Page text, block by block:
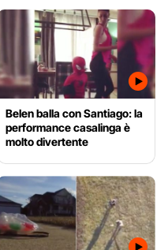
Belen balla con Santiago: la
performance casalinga è
molto divertente